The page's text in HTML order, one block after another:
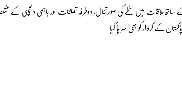
ساتھ ملاقات میں خطے کی صورتحال، دوطرفہ تعلقات اور باہمی دلچسپی کے
کے کردار کو بھی سراہا گیا۔